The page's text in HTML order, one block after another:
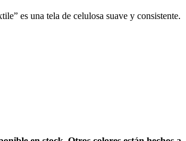
es una tela de celulosa suave y consistente.